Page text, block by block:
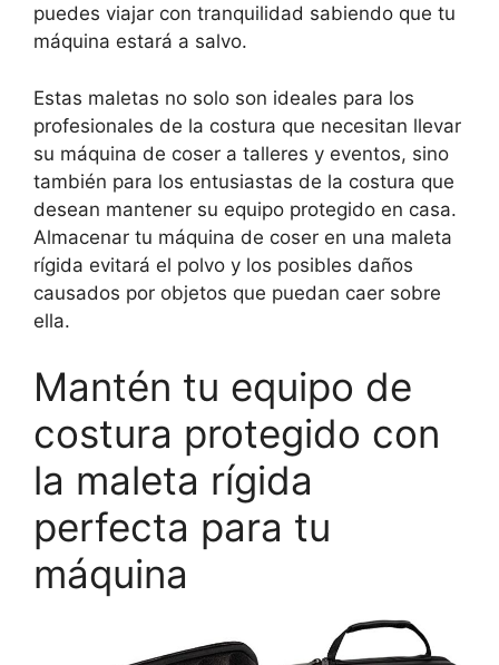
puedes viajar con tranquilidad sabiendo que tu
máquina estará a salvo.
Estas maletas no solo son ideales para los
profesionales de la costura que necesitan llevar
su máquina de coser a talleres y eventos, sino
también para los entusiastas de la costura que
desean mantener su equipo protegido en casa.
Almacenar tu máquina de coser en una maleta
rígida evitará el polvo y los posibles daños
causados por objetos que puedan caer sobre
ella.
Mantén tu equipo de
costura protegido con
la maleta rígida
perfecta para tu
máquina